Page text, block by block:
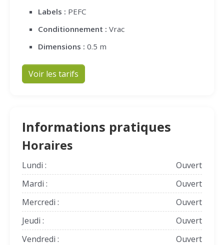
Labels : PEFC
Conditionnement : Vrac
Dimensions : 0.5 m
Voir les tarifs
Informations pratiques
Horaires
Lundi :
Ouvert
Mardi :
Ouvert
Mercredi :
Ouvert
Jeudi :
Ouvert
Vendredi :
Ouvert